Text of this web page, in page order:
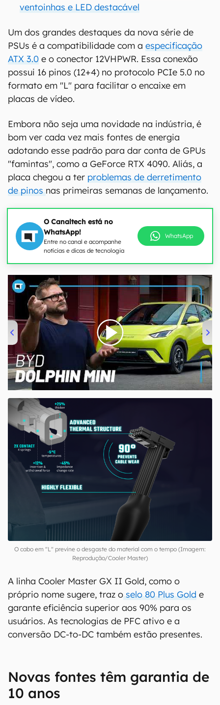
ventoinhas e LED destacável
Um dos grandes destaques da nova série de
PSUs é a compatibilidade com a especificação
ATX 3.0 e o conector 12VHPWR. Essa conexão
possui 16 pinos (12+4) no protocolo PCIe 5.0 no
formato em "L" para facilitar o encaixe em
placas de vídeo.
Embora não seja uma novidade na indústria, é
bom ver cada vez mais fontes de energia
adotando esse padrão para dar conta de GPUs
"famintas", como a GeForce RTX 4090. Aliás, a
placa chegou a ter problemas de derretimento
de pinos nas primeiras semanas de lançamento.
O Canaltech está no
WhatsApp!
Entre no canal e acompanhe
notícias e dicas de tecnologia
WhatsApp
00:00/04:07
O cabo em "L" previne o desgaste do material com o tempo (Imagem:
Reprodução/Cooler Master)
A linha Cooler Master GX II Gold, como o
próprio nome sugere, traz o selo 80 Plus Gold e
garante eficiência superior aos 90% para os
usuários. As tecnologias de PFC ativo e a
conversão DC-to-DC também estão presentes.
Novas fontes têm garantia de
10 anos